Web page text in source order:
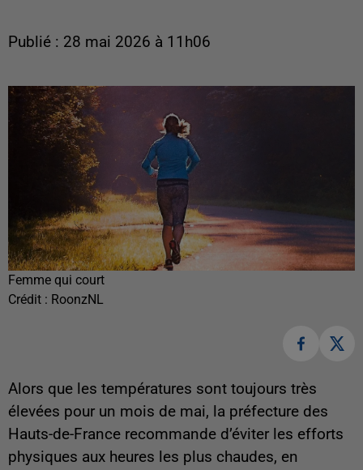
Publié : 28 mai 2026 à 11h06
Femme qui court
Crédit : RoonzNL
Alors que les températures sont toujours très
élevées pour un mois de mai, la préfecture des
Hauts-de-France recommande d’éviter les efforts
physiques aux heures les plus chaudes, en